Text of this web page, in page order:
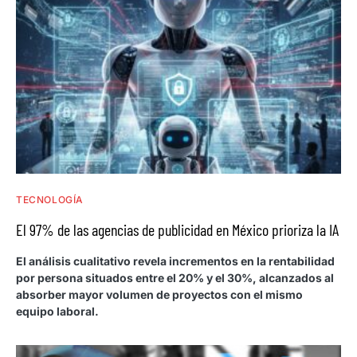
TECNOLOGÍA
El 97% de las agencias de publicidad en México prioriza la IA
El análisis cualitativo revela incrementos en la rentabilidad
por persona situados entre el 20% y el 30%, alcanzados al
absorber mayor volumen de proyectos con el mismo
equipo laboral.